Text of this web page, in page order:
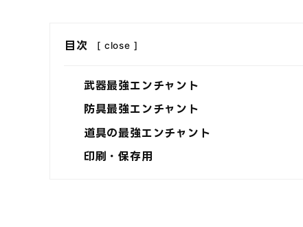
目次 [ close ]
武器最強エンチャント
防具最強エンチャント
道具の最強エンチャント
印刷・保存用